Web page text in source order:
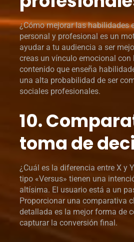
¿Cómo mejorar las habilidades
personal y profesional es un
ayudar a tu audiencia a ser
creas un vínculo emocional con
contenido que enseña
una alta probabilidad de ser
sociales profesionales.
10.
toma de
¿Cuál es la diferencia entre X y
tipo «Versus» tienen una
altísima. El usuario está a un
Proporcionar una comparativa
detallada es la mejor forma de
capturar la conversión final.